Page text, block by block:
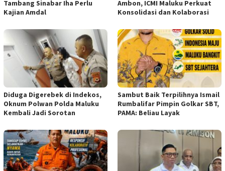
Tambang Sinabar Iha Perlu
Kajian Amdal
Ambon, ICMI Maluku Perkuat
Konsolidasi dan Kolaborasi
Diduga Digerebek di Indekos,
Oknum Polwan Polda Maluku
Kembali Jadi Sorotan
Sambut Baik Terpilihnya Ismail
Rumbalifar Pimpin Golkar SBT,
PAMA: Beliau Layak